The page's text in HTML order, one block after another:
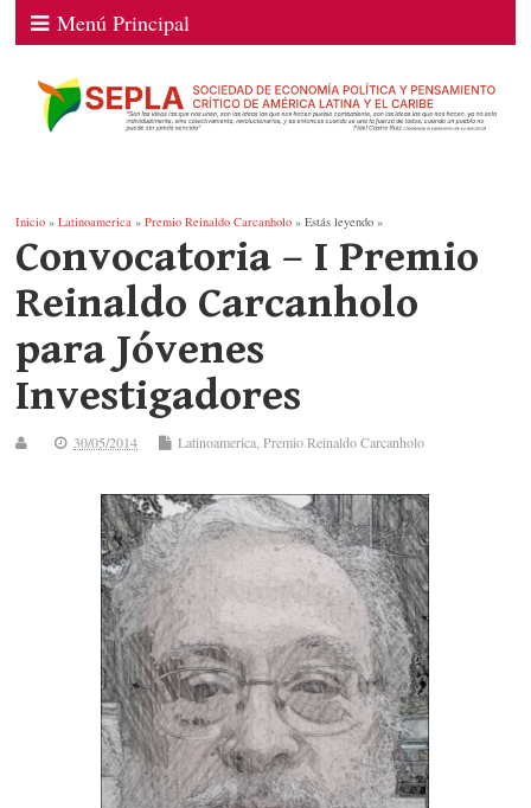
Menú Principal
Inicio »Latinoamerica »Premio Reinaldo Carcanholo » Estás leyendo »
Convocatoria – I Premio
Reinaldo Carcanholo
para Jóvenes
Investigadores
30/05/2014 Latinoamerica,Premio Reinaldo Carcanholo